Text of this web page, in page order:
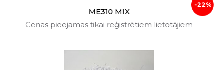
-22%
ME310 MIX
Cenas pieejamas tikai reģistrētiem lietotājiem